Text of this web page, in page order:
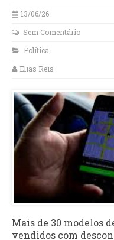
13/06/26
Sem Comentário
Política
Elias Reis
Mais de 30 modelos
vendidos com